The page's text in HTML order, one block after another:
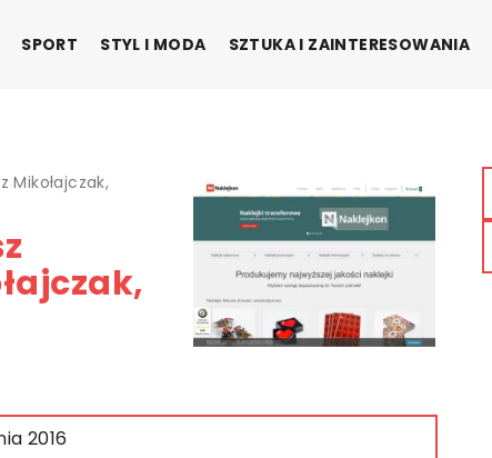
SPORT STYL I MODA SZTUKA I ZAINTERESOWANIA
Mikołajczak,
2016